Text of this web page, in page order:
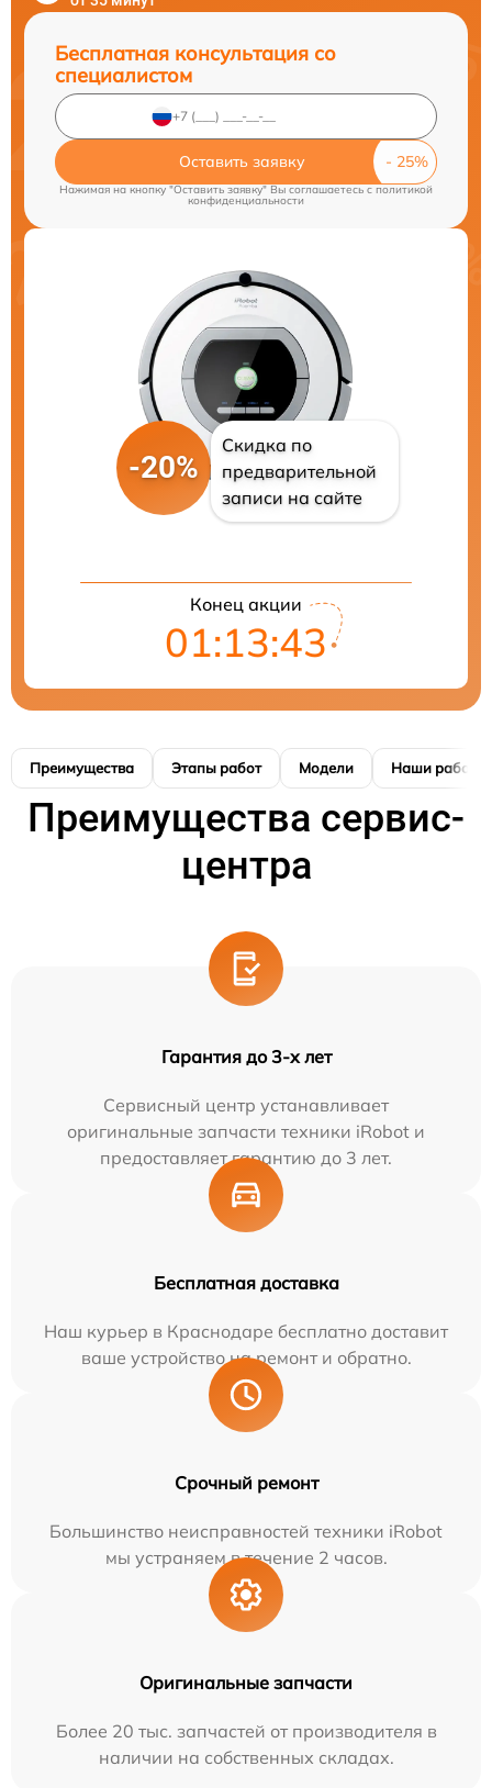
Бесплатная консультация со
специалистом
Оставить заявку
Нажимая на кнопку "Оставить заявку" Вы соглашаетесь cполитикой
конфиденциальности
-20%
Скидка по
предварительной
записи на сайте
Конец акции
01:13:42
Преимущества Этапы работ Модели Наши работы
Преимущества сервис-
центра
Гарантия до 3-х лет
Сервисный центр устанавливает
оригинальные запчасти техники iRobot и
предоставляет гарантию до 3 лет.
Бесплатная доставка
Наш курьер в Краснодаре бесплатно доставит
ваше устройство на ремонт и обратно.
Срочный ремонт
Большинство неисправностей техники iRobot
мы устраняем в течение 2 часов.
Оригинальные запчасти
Более 20 тыс. запчастей от производителя в
наличии на собственных складах.